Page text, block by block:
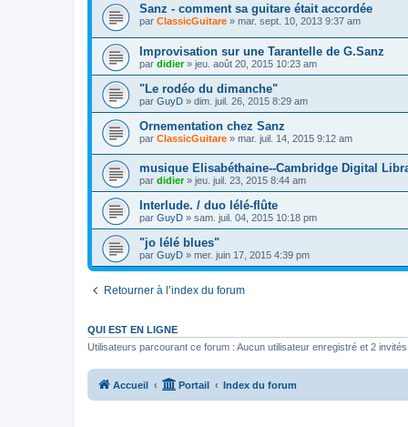
Sanz - comment sa guitare était accordée
par ClassicGuitare » mar. sept. 10, 2013 9:37 am
Improvisation sur une Tarantelle de G.Sanz
par didier» jeu. août 20, 2015 10:23 am
"Le rodéo du dimanche"
par GuyD » dim. juil. 26, 2015 8:29 am
Ornementation chez Sanz
par ClassicGuitare » mar. juil. 14, 2015 9:12 am
musique Elisabéthaine--Cambridge Digital
par didier» jeu. juil. 23, 2015 8:44 am
Interlude. / duo lélé-flûte
par GuyD » sam. juil. 04, 2015 10:18 pm
"jo lélé blues"
par GuyD » mer. juin 17, 2015 4:39 pm
Retourner à l’index du forum
QUI EST EN LIGNE
Utilisateurs parcourant ce forum : Aucun utilisateur enregistré et 2 invités
Accueil Portail Index du forum